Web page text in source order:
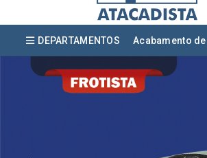
DEPARTAMENTOS Acabamento